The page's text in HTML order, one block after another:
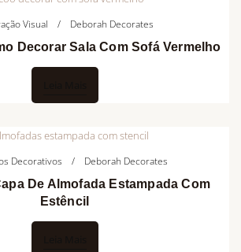
Visual Deborah Decorates
Decorar Sala Com Sofá Vermelho
Decorativos Deborah Decorates
De Almofada Estampada Com
Estêncil